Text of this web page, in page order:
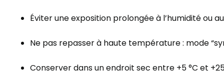
Éviter une exposition prolongée à l’humidité ou
Ne pas repasser à haute température : mode
Conserver dans un endroit sec entre +5 °C et